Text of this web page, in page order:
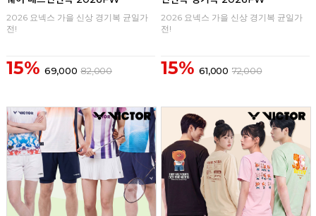
2026 요넥스 가을 신상 경기복 균일가
전!
15% 69,000 82,000
2026 요넥스 가을 신상 경기복 균일가
전!
15% 61,000 72,000